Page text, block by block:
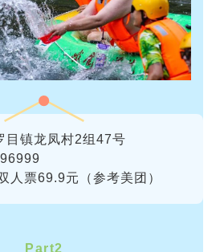
目镇龙凤村2组47号
人票69.9元（参考美团）
Part2